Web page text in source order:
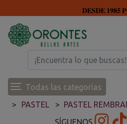
𝐃𝐄𝐒𝐃𝐄 𝟏𝟗𝟖𝟓
Todas las categorías
PASTEL
PASTEL
SÍGUENOS